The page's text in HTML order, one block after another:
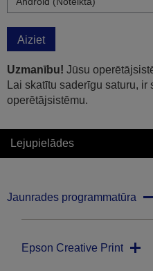
Aiziet
Uzmanību! Jūsu
Lai skatītu saderīgu saturu,
operētājsistēmu.
Lejupielādes
Jaunrades programmatūra
Epson Creative Print